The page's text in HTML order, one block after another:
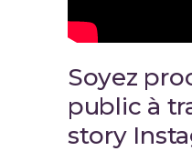
Soyez
public à
story